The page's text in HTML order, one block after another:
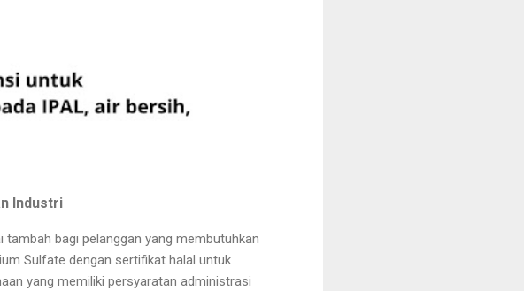
Industri
bagi pelanggan yang membutuhkan
Sulfate dengan sertifikat halal untuk
yang memiliki persyaratan administrasi